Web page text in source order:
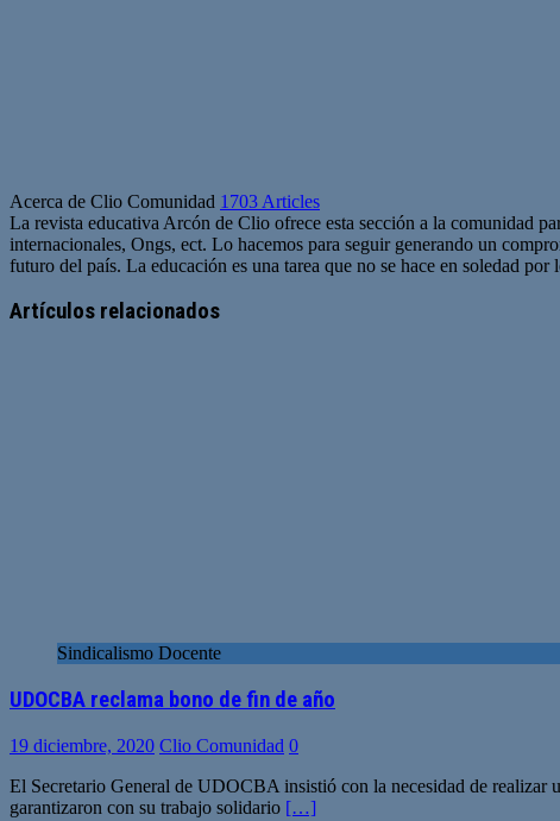
Acerca de Clio Comunidad 1703 Articles
La revista educativa Arcón de Clio ofrece esta sección a la comunidad
internacionales, Ongs, ect. Lo hacemos para seguir generando un
futuro del país. La educación es una tarea que no se hace en soledad
web
Artículos relacionados
Sindicalismo Docente
UDOCBA reclama bono de fin de año
19 diciembre, 2020 Clio Comunidad 0
El Secretario General de UDOCBA insistió con la necesidad de realizar
garantizaron con su trabajo solidario […]